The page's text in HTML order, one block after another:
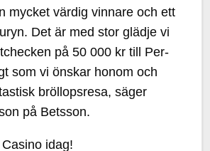
mycket värdig vinnare och ett
Det är med stor glädje vi
på 50 000 kr till Per-
som vi önskar honom och
bröllopsresa, säger
på Betsson.
idag!